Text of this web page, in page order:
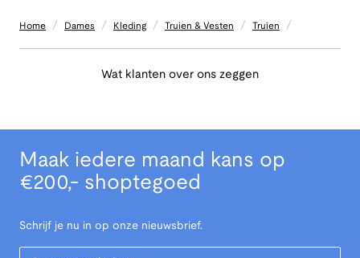
Home / Dames / Kleding / Truien & Vesten / Truien /
Wat klanten over ons zeggen
Maak iedere maand kans op
€200,- shoptegoed
Schrijf je nu in op onze nieuwsbrief.
Your Email